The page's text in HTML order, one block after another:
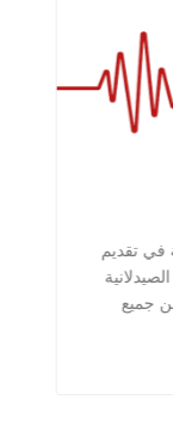
في تقديم
جميع